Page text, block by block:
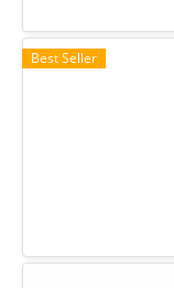
Best Seller